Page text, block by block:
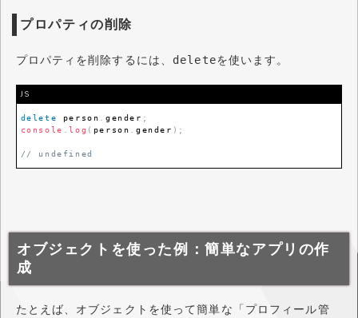
プロパティの削除
プロパティを削除するには、 deleteを使います。
JS
delete person gender ;
console
.log ( person gender ) ;
// undefined
オブジェクトを使った例：簡単なアプリの作
成
たとえば、オブジェクトを使って簡単な「プロフィール管